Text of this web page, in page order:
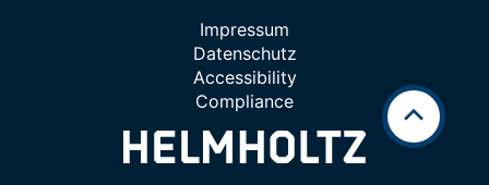
Impressum
Datenschutz
Accessibility
Compliance